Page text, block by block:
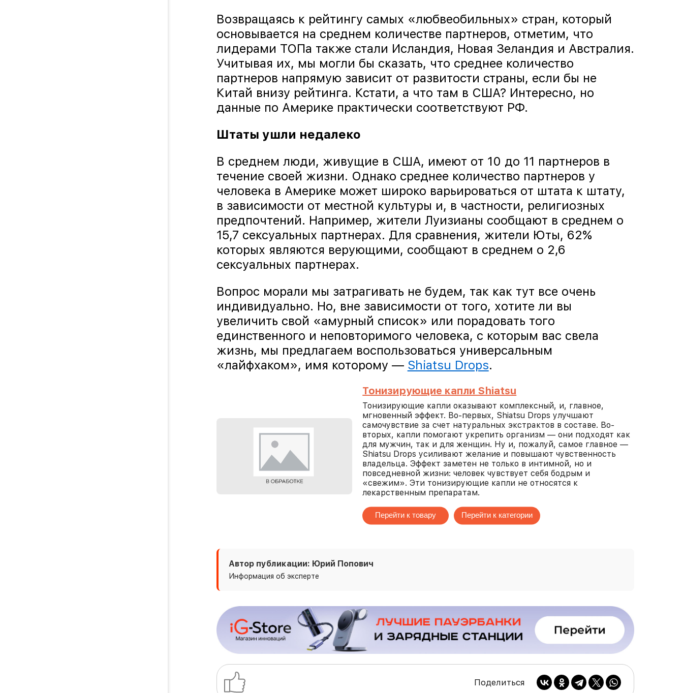
Возвращаясь к рейтингу самых «любвеобильных» стран, который
основывается на среднем количестве партнеров, отметим, что
лидерами ТОПа также стали Исландия, Новая Зеландия и Австралия.
Учитывая их, мы могли бы сказать, что среднее количество
партнеров напрямую зависит от развитости страны, если бы не
Китай внизу рейтинга. Кстати, а что там в США? Интересно, но
данные по Америке практически соответствуют РФ.
Штаты ушли недалеко
В среднем люди, живущие в США, имеют от 10 до 11 партнеров в
течение своей жизни. Однако среднее количество партнеров у
человека в Америке может широко варьироваться от штата к штату,
в зависимости от местной культуры и, в частности, религиозных
предпочтений. Например, жители Луизианы сообщают в среднем о
15,7 сексуальных партнерах. Для сравнения, жители Юты, 62%
которых являются верующими, сообщают в среднем о 2,6
сексуальных партнерах.
Вопрос морали мы затрагивать не будем, так как тут все очень
индивидуально. Но, вне зависимости от того, хотите ли вы
увеличить свой «амурный список» или порадовать того
единственного и неповторимого человека, с которым вас свела
жизнь, мы предлагаем воспользоваться универсальным
«лайфхаком», имя которому — Shiatsu Drops.
Тонизирующие капли Shiatsu
Тонизирующие капли оказывают комплексный, и, главное,
мгновенный эффект. Во-первых, Shiatsu Drops улучшают
самочувствие за счет натуральных экстрактов в составе. Во-
вторых, капли помогают укрепить организм — они подходят как
для мужчин, так и для женщин. Ну и, пожалуй, самое главное —
Shiatsu Drops усиливают желание и повышают чувственность
владельца. Эффект заметен не только в интимной, но и
повседневной жизни: человек чувствует себя бодрым и
«свежим». Эти тонизирующие капли не относятся к
лекарственным препаратам.
Перейти к товару Перейти к категории
Автор публикации: Юрий Попович
Информация об эксперте
Поделиться